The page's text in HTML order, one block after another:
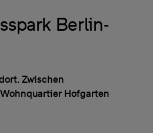
Berlin-
Zwischen
Hofgarten